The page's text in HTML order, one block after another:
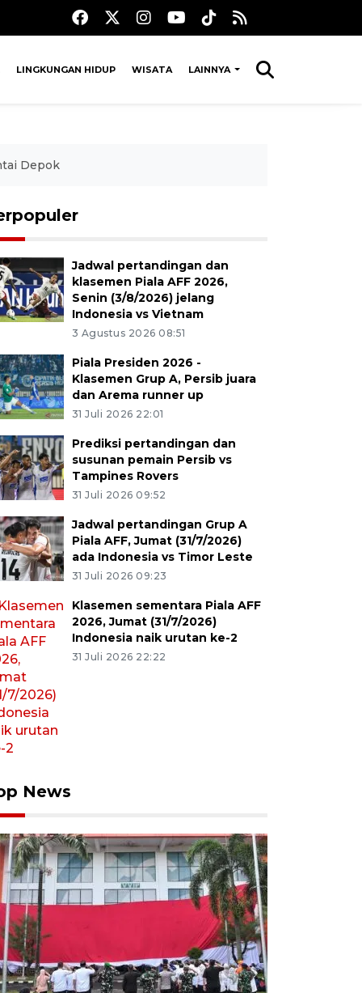
LINGKUNGAN HIDUP WISATA LAINNYA
Depok
Jadwal pertandingan dan
klasemen Piala AFF 2026,
Senin (3/8/2026) jelang
Indonesia vs Vietnam
3 Agustus 2026 08:51
Piala Presiden 2026 -
Klasemen Grup A, Persib juara
dan Arema runner up
31 Juli 2026 22:01
Prediksi pertandingan dan
susunan pemain Persib vs
Tampines Rovers
31 Juli 2026 09:52
Jadwal pertandingan Grup A
Piala AFF, Jumat (31/7/2026)
ada Indonesia vs Timor Leste
31 Juli 2026 09:23
Klasemen sementara Piala AFF
2026, Jumat (31/7/2026)
Indonesia naik urutan ke-2
31 Juli 2026 22:22
News